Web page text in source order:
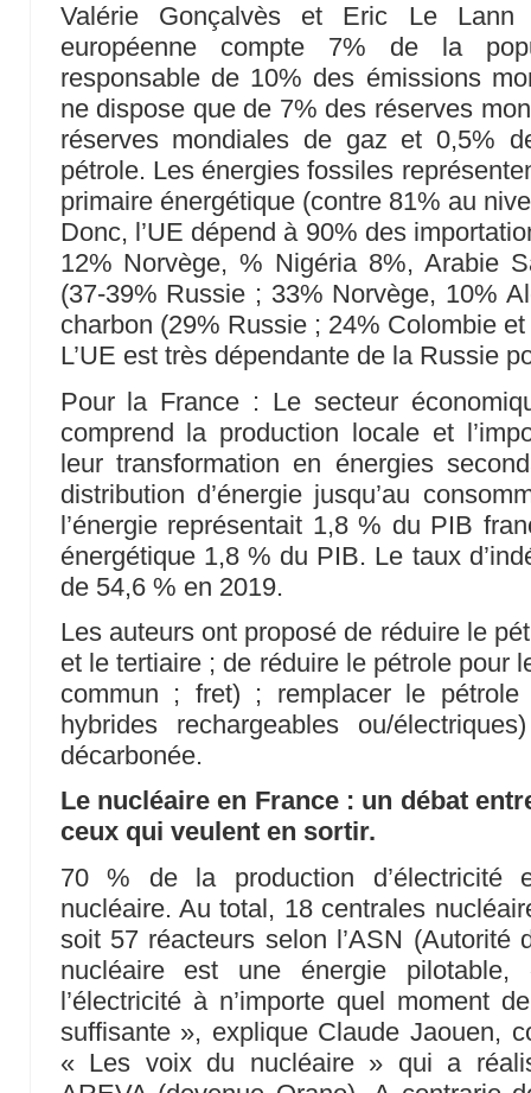
Valérie Gonçalvès et Eric Le Lann
européenne compte 7% de la
responsable de 10% des émissions
ne dispose que de 7% des réserves
réserves mondiales de gaz et 0,5%
pétrole. Les énergies fossiles
primaire énergétique (contre 81% au
Donc, l’UE dépend à 90% des
12% Norvège, % Nigéria 8%, Arabie
(37-39% Russie ; 33% Norvège, 10%
charbon (29% Russie ; 24% Colombie
L’UE est très dépendante de la Russie
Pour la France : Le secteur
comprend la production locale et
leur transformation en énergies
distribution d’énergie jusqu’au
l’énergie représentait 1,8 % du PIB
énergétique 1,8 % du PIB. Le taux
de 54,6 % en 2019.
Les auteurs ont proposé de réduire le
et le tertiaire ; de réduire le pétrole pour
commun ; fret) ; remplacer le pétrole
hybrides rechargeables ou/
décarbonée.
Le nucléaire en France : un débat
ceux qui veulent en sortir.
70 % de la production d’électricité
nucléaire. Au total, 18 centrales
soit 57 réacteurs selon l’ASN (Autorité
nucléaire est une énergie
l’électricité à n’importe quel moment
suffisante », explique Claude Jaouen,
« Les voix du nucléaire » qui a